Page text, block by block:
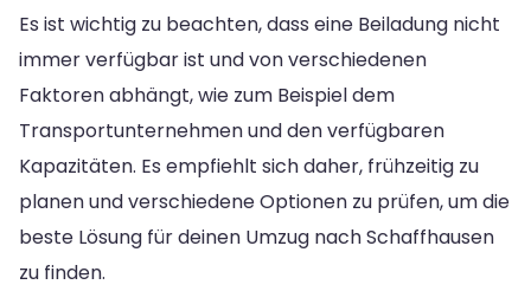
Es ist wichtig zu beachten, dass eine Beiladung nicht
immer verfügbar ist und von verschiedenen
Faktoren abhängt, wie zum Beispiel dem
Transportunternehmen und den verfügbaren
Kapazitäten. Es empfiehlt sich daher, frühzeitig zu
planen und verschiedene Optionen zu prüfen, um die
beste Lösung für deinen Umzug nach Schaffhausen
zu finden.